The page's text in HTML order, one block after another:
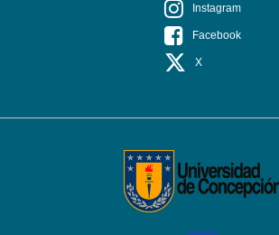
Instagram
Facebook
X